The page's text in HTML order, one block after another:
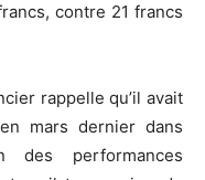
contre 21 francs
rappelle qu’il avait
mars dernier dans
des performances